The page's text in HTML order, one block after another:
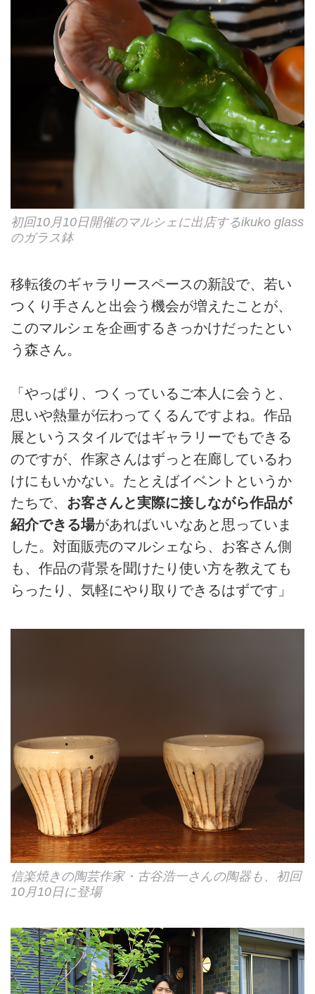
初回10月10日開催のマルシェに出店するikuko glass
のガラス鉢
移転後のギャラリースペースの新設で、若い
つくり手さんと出会う機会が増えたことが、
このマルシェを企画するきっかけだったとい
う森さん。
「やっぱり、つくっているご本人に会うと、
思いや熱量が伝わってくるんですよね。作品
展というスタイルではギャラリーでもできる
のですが、作家さんはずっと在廊しているわ
けにもいかない。たとえばイベントというか
たちで、 お客さんと実際に接しながら作品が
紹介できる場があればいいなあと思っていま
した。対面販売のマルシェなら、お客さん側
も、作品の背景を聞けたり使い方を教えても
らったり、気軽にやり取りできるはずです」
信楽焼きの陶芸作家・古谷浩一さんの陶器も、初回
10月10日に登場